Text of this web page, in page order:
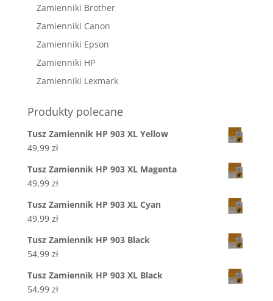
Zamienniki Brother
Zamienniki Canon
Zamienniki Epson
Zamienniki HP
Zamienniki Lexmark
Produkty polecane
Tusz Zamiennik HP 903 XL Yellow
49,99 zł
Tusz Zamiennik HP 903 XL Magenta
49,99 zł
Tusz Zamiennik HP 903 XL Cyan
49,99 zł
Tusz Zamiennik HP 903 Black
54,99 zł
Tusz Zamiennik HP 903 XL Black
54,99 zł